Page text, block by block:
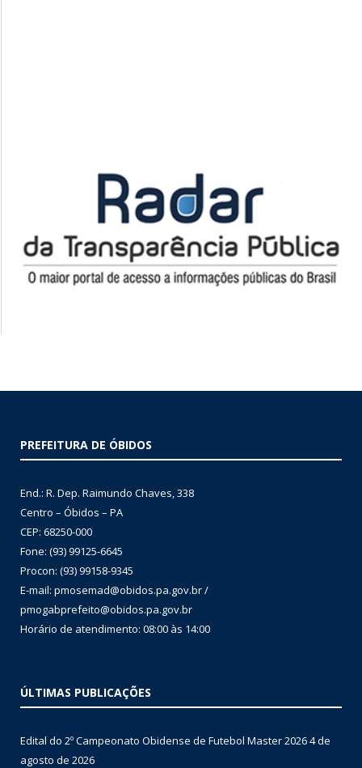
PREFEITURA DE ÓBIDOS
End.: R. Dep. Raimundo Chaves, 338
Centro – Óbidos – PA
CEP: 68250-000
Fone: (93) 99125-6645
Procon: (93) 99158-9345
E-mail: pmosemad@obidos.pa.gov.br /
pmogabprefeito@obidos.pa.gov.br
Horário de atendimento: 08:00 às 14:00
ÚLTIMAS PUBLICAÇÕES
Edital do 2º Campeonato Obidense de Futebol Master 20264 de
agosto de 2026